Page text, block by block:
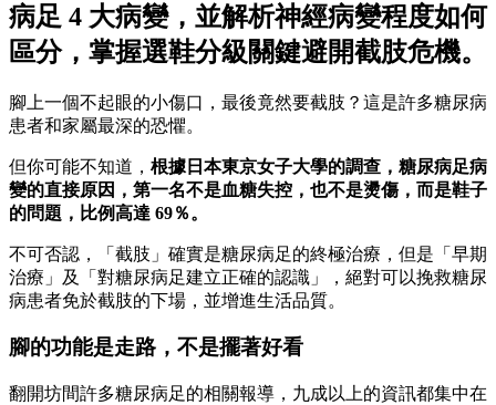
病足 4 大病變，並解析神經病變程度如何
區分，掌握選鞋分級關鍵避開截肢危機。
腳上一個不起眼的小傷口，最後竟然要截肢？這是許多糖尿病
患者和家屬最深的恐懼。
但你可能不知道， 根據日本東京女子大學的調查，糖尿病足病
變的直接原因，第一名不是血糖失控，也不是燙傷，而是鞋子
的問題，比例高達 69％。
不可否認，「截肢」確實是糖尿病足的終極治療，但是「早期
治療」及「對糖尿病足建立正確的認識」，絕對可以挽救糖尿
病患者免於截肢的下場，並增進生活品質。
腳的功能是走路，不是擺著好看
翻開坊間許多糖尿病足的相關報導，九成以上的資訊都集中在